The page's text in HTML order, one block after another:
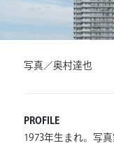
写真／奥村達也
PROFILE
1973年生まれ。写